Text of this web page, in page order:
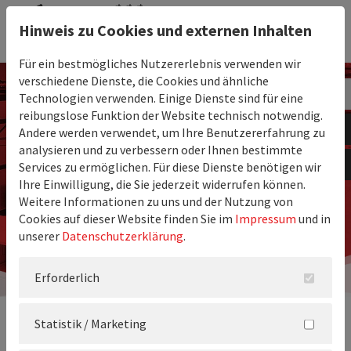
Hinweis zu Cookies und externen Inhalten
Für ein bestmögliches Nutzererlebnis verwenden wir
verschiedene Dienste, die Cookies und ähnliche
Technologien verwenden. Einige Dienste sind für eine
reibungslose Funktion der Website technisch notwendig.
Andere werden verwendet, um Ihre Benutzererfahrung zu
analysieren und zu verbessern oder Ihnen bestimmte
Services zu ermöglichen. Für diese Dienste benötigen wir
Ihre Einwilligung, die Sie jederzeit widerrufen können.
Weitere Informationen zu uns und der Nutzung von
Cookies auf dieser Website finden Sie im Impressum und in
unserer Datenschutzerklärung.
Erforderlich
Statistik / Marketing